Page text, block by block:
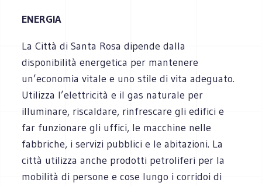
ENERGIA
La Città di Santa Rosa dipende dalla
disponibilità energetica per mantenere
un’economia vitale e uno stile di vita adeguato.
Utilizza l’elettricità e il gas naturale per
illuminare, riscaldare, rinfrescare gli edifici e
far funzionare gli uffici, le macchine nelle
fabbriche, i servizi pubblici e le abitazioni. La
città utilizza anche prodotti petroliferi per la
mobilità di persone e cose lungo i corridoi di